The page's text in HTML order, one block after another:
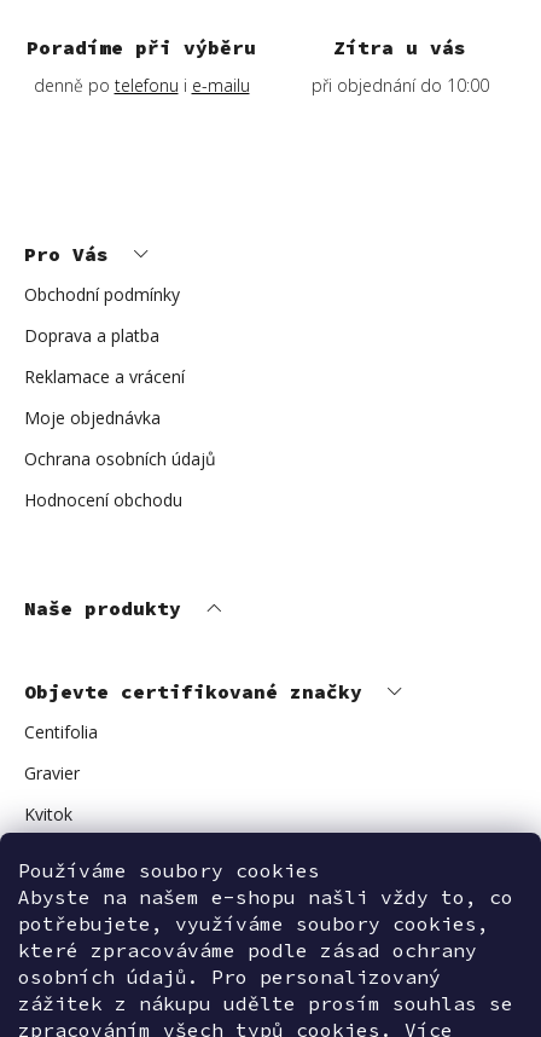
Používáme soubory cookies
Abyste na našem e-shopu našli vždy to, co
potřebujete, využíváme soubory cookies,
které zpracováváme podle zásad ochrany
osobních údajů. Pro personalizovaný
zážitek z nákupu udělte prosím souhlas se
zpracováním všech typů cookies. Více
Poradíme při výběru
denně po telefonu i e-mailu
Zítra u vás
při objednání do 10:00
Pro Vás
Obchodní podmínky
Doprava a platba
Reklamace a vrácení
Moje objednávka
Ochrana osobních údajů
Hodnocení obchodu
Naše produkty
Objevte certifikované značky
Centifolia
Gravier
Kvitok
Avant Skincare
Sonnentor